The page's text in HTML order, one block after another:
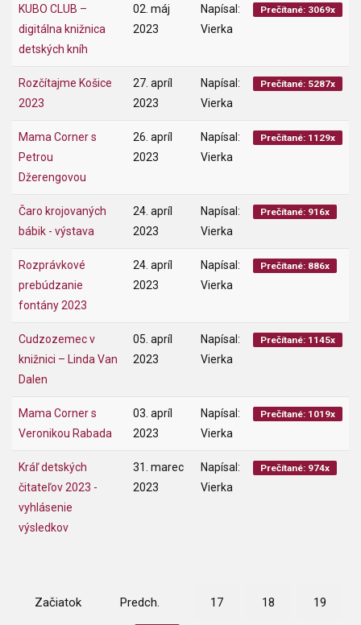
KUBO CLUB –
digitálna knižnica
detských kníh
02. máj
2023
Napísal:
Vierka
Prečítané: 3069x
Rozčítajme Košice
2023
27. apríl
2023
Napísal:
Vierka
Prečítané: 5287x
Mama Corner s
Petrou
Džerengovou
26. apríl
2023
Napísal:
Vierka
Prečítané: 1129x
Čaro krojovaných
bábik - výstava
24. apríl
2023
Napísal:
Vierka
Prečítané: 916x
Rozprávkové
prebúdzanie
fontány 2023
24. apríl
2023
Napísal:
Vierka
Prečítané: 886x
Cudzozemec v
knižnici – Linda Van
Dalen
05. apríl
2023
Napísal:
Vierka
Prečítané: 1145x
Mama Corner s
Veronikou Rabada
03. apríl
2023
Napísal:
Vierka
Prečítané: 1019x
Kráľ detských
čitateľov 2023 -
vyhlásenie
výsledkov
31. marec
2023
Napísal:
Vierka
Prečítané: 974x
Začiatok Predch. 17 18 19